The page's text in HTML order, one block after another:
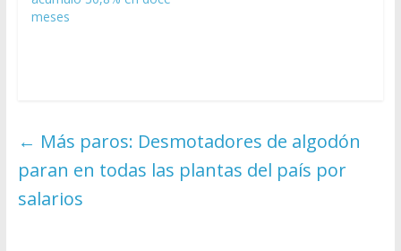
meses
← Más paros: Desmotadores de algodón
paran en todas las plantas del país por
salarios